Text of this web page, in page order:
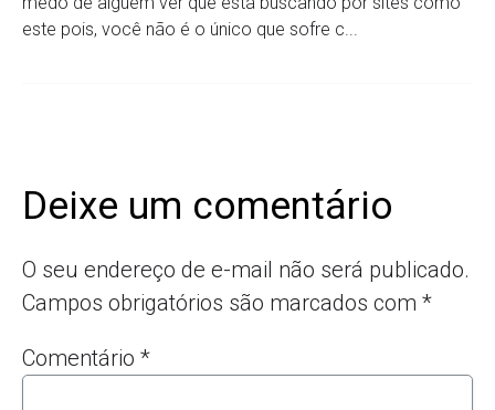
este pois, você não é o único que sofre c...
Deixe um comentário
O seu endereço de e-mail não será publicado.
Campos obrigatórios são marcados com *
Comentário *